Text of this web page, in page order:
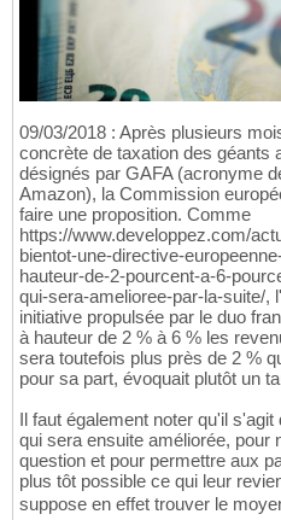
09/03/2018 : Après plusieurs
concrète de taxation des géants
désignés par GAFA (acronyme
Amazon), la Commission
faire une proposition. Comme
https://www.developpez.com/
bientot-une-directive-
hauteur-de-2-pourcent-a-6-
qui-sera-amelioree-par-la-suite/,
initiative propulsée par le duo
à hauteur de 2 % à 6 % les
sera toutefois plus près de 2 %
pour sa part, évoquait plutôt un
Il faut également noter qu'il
qui sera ensuite améliorée, pour
question et pour permettre aux
plus tôt possible ce qui leur
suppose en effet trouver le